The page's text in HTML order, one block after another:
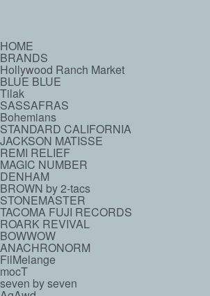
HOME
BRANDS
Hollywood Ranch Market
BLUE BLUE
Tilak
SASSAFRAS
Bohemians
STANDARD CALIFORNIA
JACKSON MATISSE
REMI RELIEF
MAGIC NUMBER
DENHAM
BROWN by 2-tacs
STONEMASTER
TACOMA FUJI RECORDS
ROARK REVIVAL
BOWWOW
ANACHRONORM
FilMelange
mocT
seven by seven